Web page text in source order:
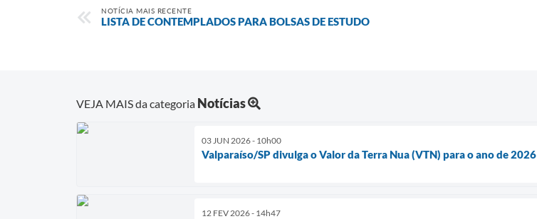
NOTÍCIA MAIS RECENTE
LISTA DE CONTEMPLADOS PARA BOLSAS DE ESTUDO
VEJA MAIS da categoria Notícias
03 JUN 2026 - 10h00
Valparaíso/SP divulga o Valor da Terra Nua (VTN) para o ano de 2026
12 FEV 2026 - 14h47